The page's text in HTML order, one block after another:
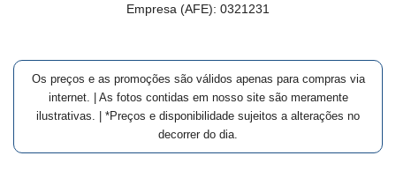
Empresa (AFE): 0321231
Os preços e as promoções são válidos apenas para compras via
internet. | As fotos contidas em nosso site são meramente
ilustrativas. | *Preços e disponibilidade sujeitos a alterações no
decorrer do dia.